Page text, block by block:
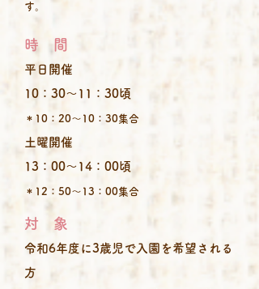
す。
時 間
平日開催
10：30～11：30頃
＊10：20～10：30集合
土曜​開催
13：00～14：00頃
＊12：50～13：00集合
対 象
令和6年度に3歳児で入園を希望される
方